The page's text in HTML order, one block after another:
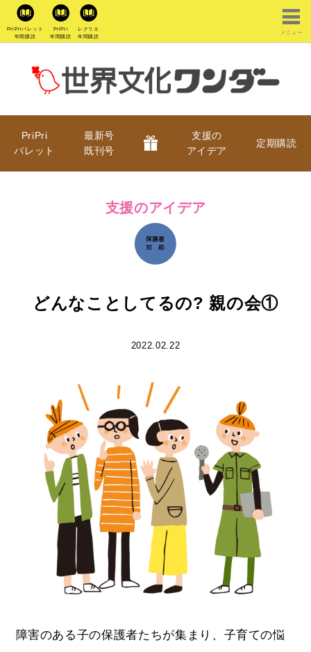
PriPriパレット
年間購読
PriPri
年間購読
レクリエ
年間購読
メニュー
PriPri
パレット
最新号
既刊号
支援の
アイデア
定期購読
支援のアイデア
どんなことしてるの? 親の会①
2022.02.22
障害のある子の保護者たちが集まり、子育ての悩